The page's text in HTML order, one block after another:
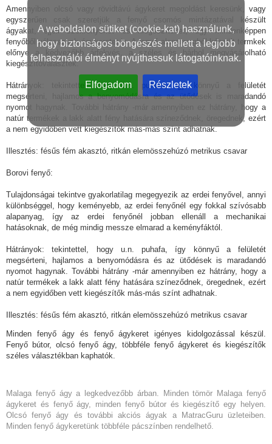
A weboldalon sütiket (cookie-kat) használunk,
hogy biztonságos böngészés mellett a legjobb
felhasználói élményt nyújthassuk látogatóinknak.
Elfogadom Részletek
Amennyiben olcsó vagy rövidtávú ágykeret megoldást keresünk, vagy
egyszerűen csak szeretjük a fenyő csomós mintázatával készült
ágyakat, éjjeli szekrényeket és kiegészítőket, úgy mindenképpen
fenyőből válasszunk ágykeretet is. A fenyő alapanyagból készült termkek
előnye a kedvezőbb árfekvés, a széles és bárhol megvásárolható
kiegészítőválaszték.
Hátrányok: tekintettel, hogy u.n. puhafa, így könnyű a felületét
megsérteni, hajlamos a benyomódásra és az ütődések is maradandó
nyomot hagynak. További hátrány -már amennyiben ez hátrány, hogy a
natúr termékek a lakk alatt fény hatására színeződnek, öregednek, ezért
a nem egyidőben vett kiegészítők más-más színt adhatnak.
Illesztés: fésűs fém akasztó, ritkán elemösszehúzó metrikus csavar
Borovi fenyő:
Tulajdonságai tekintve gyakorlatilag megegyezik az erdei fenyővel, annyi
különbséggel, hogy keményebb, az erdei fenyőnél egy fokkal szívósabb
alapanyag, így az erdei fenyőnél jobban ellenáll a mechanikai
hatásoknak, de még mindig messze elmarad a keményfáktól.
Hátrányok: tekintettel, hogy u.n. puhafa, így könnyű a felületét
megsérteni, hajlamos a benyomódásra és az ütődések is maradandó
nyomot hagynak. További hátrány -már amennyiben ez hátrány, hogy a
natúr termékek a lakk alatt fény hatására színeződnek, öregednek, ezért
a nem egyidőben vett kiegészítők más-más színt adhatnak.
Illesztés: fésűs fém akasztó, ritkán elemösszehúzó metrikus csavar
Minden fenyő ágy és fenyő ágykeret igényes kidolgozással készül.
Fenyő bútor, olcsó fenyő ágy, többféle fenyő ágykeret és kiegészítők
széles választékban kaphatók.
Malaga fenyő ágy a legkedvezőbb árban. Minden tömör Malaga fenyő
ágykeret és fenyő ágy, minden fenyő bútor és kiegészítő egy helyen.
Olcsó fenyő ágy és további akciós ágyak a MatracGuru üzleteiben.
Minden fenyő ágykeretünk többféle pácszínben rendelhető.